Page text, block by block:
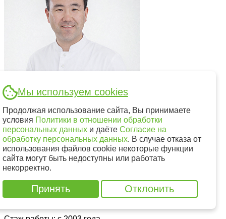
Хадалов Михаил Александрович
Мы используем cookies
Продолжая использование сайта, Вы принимаете
условия Политики в отношении обработки
персональных данныхи даёте Согласие на
обработку персональных данных. В случае отказа от
использования файлов cookie некоторые функции
сайта могут быть недоступны или работать
некорректно.
Принять Отклонить